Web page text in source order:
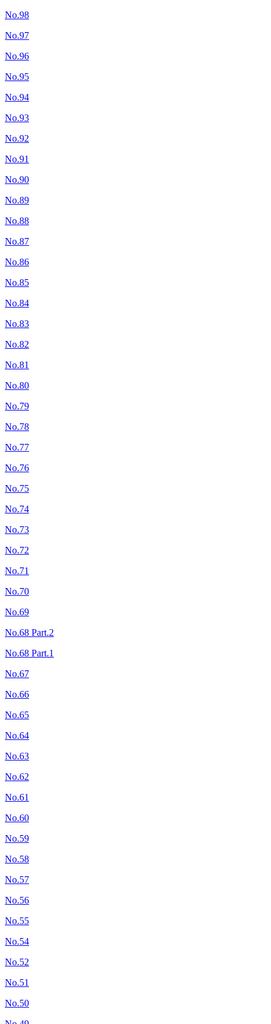
No.98
No.97
No.96
No.95
No.94
No.93
No.92
No.91
No.90
No.89
No.88
No.87
No.86
No.85
No.84
No.83
No.82
No.81
No.80
No.79
No.78
No.77
No.76
No.75
No.74
No.73
No.72
No.71
No.70
No.69
No.68 Part.2
No.68 Part.1
No.67
No.66
No.65
No.64
No.63
No.62
No.61
No.60
No.59
No.58
No.57
No.56
No.55
No.54
No.52
No.51
No.50